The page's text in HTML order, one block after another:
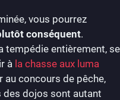
vous pourrez
conséquent.
tempédie entièrement, se
à la chasse aux luma
au concours de pêche,
des dojos sont autant